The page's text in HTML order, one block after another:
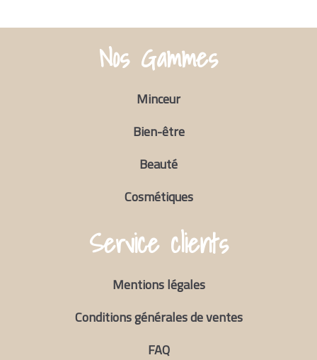
Nos Gammes
Minceur
Bien-être
Beauté
Cosmétiques
Service clients
Mentions légales
Conditions générales de ventes
FAQ